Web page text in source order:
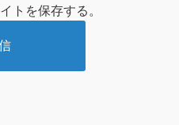
トを保存する。